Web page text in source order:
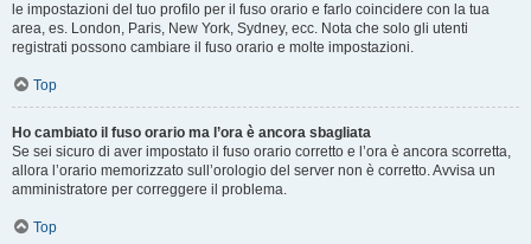
le impostazioni del tuo profilo per il fuso orario e farlo coincidere con la tua
area, es. London, Paris, New York, Sydney, ecc. Nota che solo gli utenti
registrati possono cambiare il fuso orario e molte impostazioni.
Top
Ho cambiato il fuso orario ma l’ora è ancora sbagliata
Se sei sicuro di aver impostato il fuso orario corretto e l’ora è ancora scorretta,
allora l’orario memorizzato sull’orologio del server non è corretto. Avvisa un
amministratore per correggere il problema.
Top